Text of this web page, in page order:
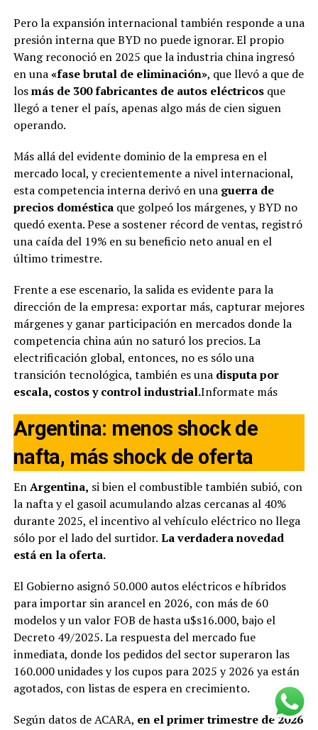
Pero la expansión internacional también responde a una
presión interna que BYD no puede ignorar. El propio
Wang reconoció en 2025 que la industria china ingresó
en una«fase brutal de eliminación», que llevó a que de
losmás de 300 fabricantes de autos eléctricosque
llegó a tener el país, apenas algo más de cien siguen
operando.
Más allá del evidente dominio de la empresa en el
mercado local, y crecientemente a nivel internacional,
esta competencia interna derivó en una guerra de
precios doméstica que golpeó los márgenes, y BYD no
quedó exenta. Pese a sostener récord de ventas, registró
una caída del 19% en su beneficio neto anual en el
último trimestre.
Frente a ese escenario, la salida es evidente para la
dirección de la empresa: exportar más, capturar mejores
márgenes y ganar participación en mercados donde la
competencia china aún no saturó los precios. La
electrificación global, entonces, no es sólo una
transición tecnológica, también es una disputa por
escala, costos y control industrial.Informate más
Argentina: menos shock de
nafta, más shock de oferta
EnArgentina, si bien el combustible también subió, con
la nafta y el gasoil acumulando alzas cercanas al 40%
durante 2025, el incentivo al vehículo eléctrico no llega
sólo por el lado del surtidor. La verdadera novedad
está en la oferta.
El Gobierno asignó 50.000 autos eléctricos e híbridos
para importar sin arancel en 2026, con más de 60
modelos y un valor FOB de hasta u$s16.000, bajo el
Decreto 49/2025. La respuesta del mercado fue
inmediata, donde los pedidos del sector superaron las
160.000 unidades y los cupos para 2025 y 2026 ya están
agotados, con listas de espera en crecimiento.
Según datos de ACARA, en el primer trimestre de 2026